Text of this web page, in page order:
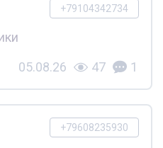
+79104342734
05.08.26 47 1
+79608235930